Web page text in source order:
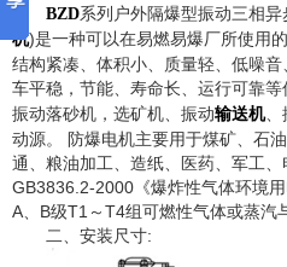
BZD系列户外隔爆型振动三相
机)是一种可以在易燃易爆厂所使用
结构紧凑、体积小、质量轻、低噪
车平稳，节能、寿命长、运行可靠等
振动落砂机，选矿机、振动输送机、
动源。 防爆电机主要用于煤矿、石
通、粮油加工、造纸、医药、军工
GB3836.2-2000《爆炸性气体环境
A、B级T1～T4组可燃性气体或蒸汽
二、安装尺寸: